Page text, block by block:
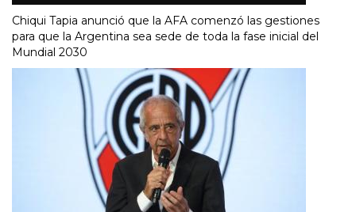
Chiqui Tapia anunció que la AFA comenzó las gestiones
para que la Argentina sea sede de toda la fase inicial del
Mundial 2030